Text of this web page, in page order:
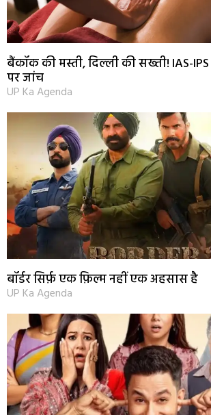
बैंकॉक की मस्ती, दिल्ली की सख्ती! IAS-
पर जांच
UP Ka Agenda
बॉर्डर सिर्फ़ एक फ़िल्म नहीं एक अहसास है
UP Ka Agenda